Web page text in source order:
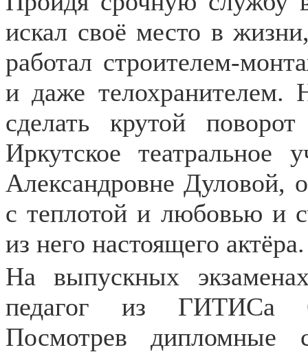
искал своё место в
работал строителем-
и даже
сделать крутой
Иркутское театральное
Александровне Дуловой,
с теплотой и любовью и
из него настоящего актёра.
На выпускных
педагог из ГИТИСа
Посмотрев дипломные